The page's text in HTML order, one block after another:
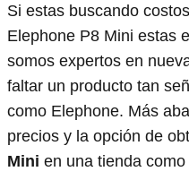
Si estas buscando
Elephone P8 Mini estas
somos expertos en
faltar un producto tan
como Elephone. Más
precios y la opción de
Mini en una tienda como